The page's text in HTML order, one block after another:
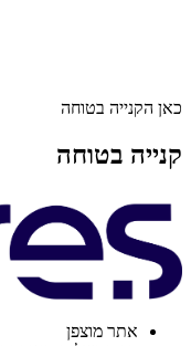
כאן הקנייה בטוחה
קנייה בטוחה
אתר מוצפן